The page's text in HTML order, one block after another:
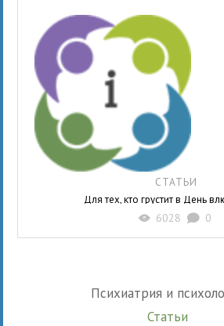
СТАТЬИ
Для тех, кто грустит в День
X 6028 K 0
Психиатрия и
Статьи